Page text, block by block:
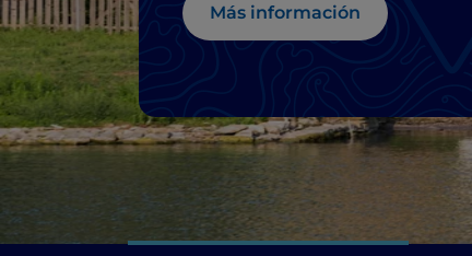
Más información